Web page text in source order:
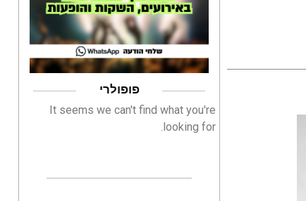
פופולרי
It seems we can't find what you're
looking for.